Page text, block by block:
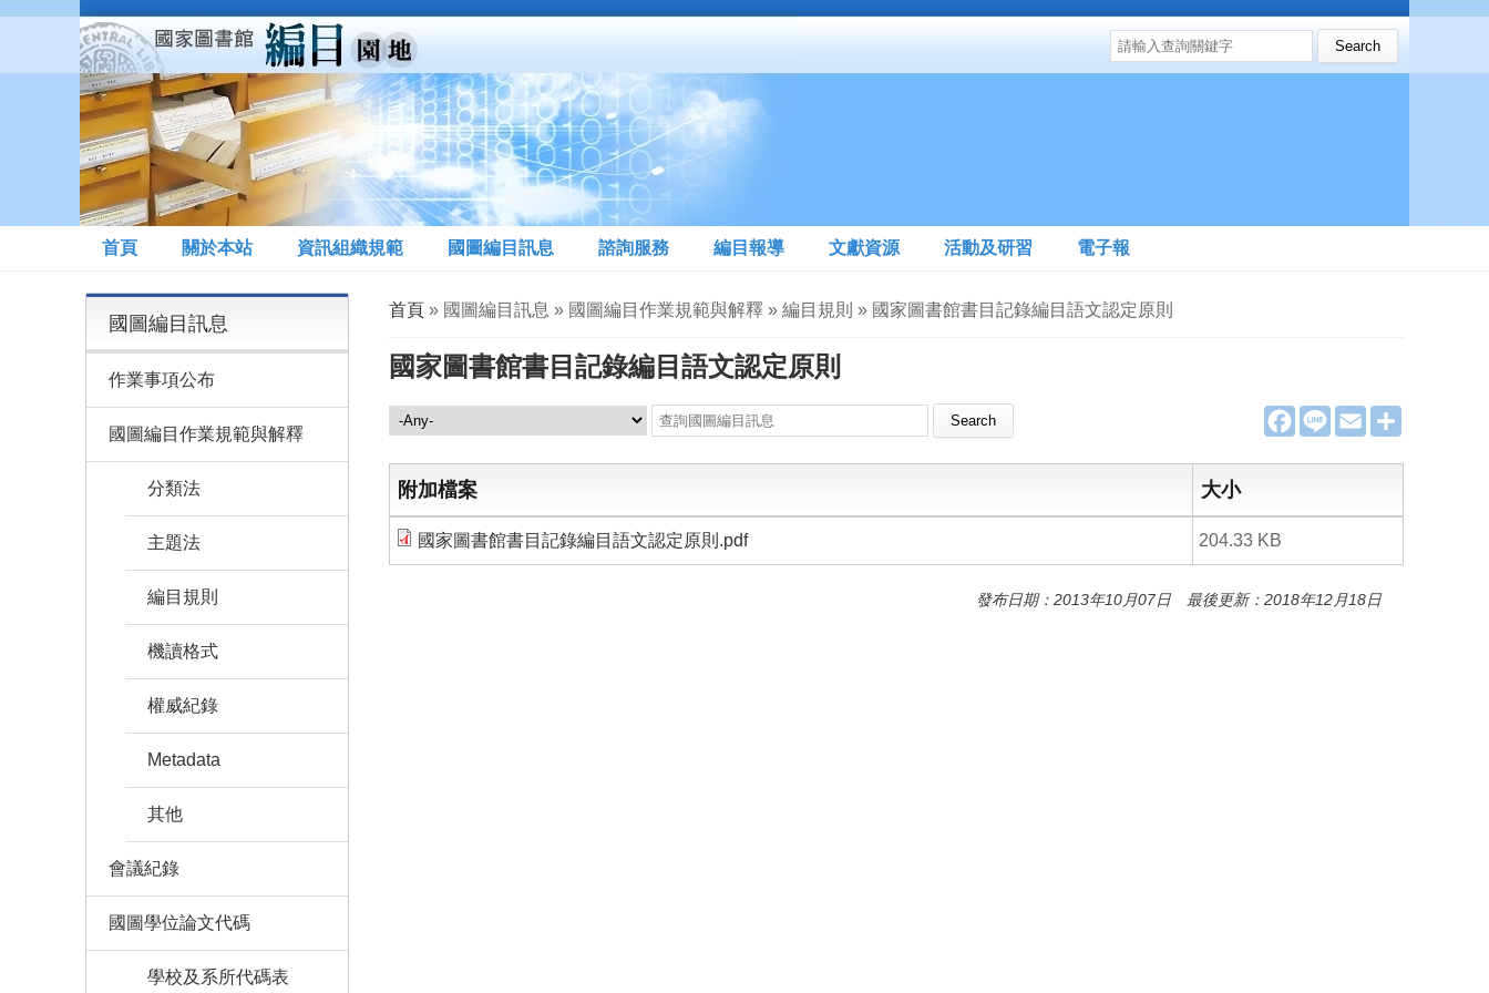
移至主內容
搜尋表單
Search this site
首頁 關於本站 資訊組織規範 國圖編目訊息 諮詢服務 編目報導 文獻資源 活動及研習 電子報
您在這裡
首頁» 國圖編目訊息 » 國圖編目作業規範與解釋 » 編目規則 » 國家圖書館書目記錄編目語文認定原則
國家圖書館書目記錄編目語文認定原則
F
a
e
o
L
e
E
m
i
國圖編目訊息 Search this site
附加檔案 大小
國家圖書館書目記錄編目語文認定原則.pdf 204.33 KB
發布日期：2013年10月07日 最後更新：2018年12月18日
國圖編目訊息
作業事項公布
國圖編目作業規範與解釋
分類法
主題法
編目規則
機讀格式
權威紀錄
Metadata
其他
會議紀錄
國圖學位論文代碼
學校及系所代碼表